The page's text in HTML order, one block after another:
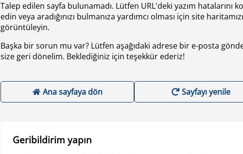
Talep edilen sayfa bulunamadı. Lütfen URL'deki yazım hatalarını
edin veya aradığınızı bulmanıza yardımcı olması için site haritamızı
görüntüleyin.
Başka bir sorun mu var? Lütfen aşağıdaki adrese bir e-posta
size geri dönelim. Beklediğiniz için teşekkür ederiz!
Ana sayfaya dön Sayfayı yenile
Geribildirim yapın